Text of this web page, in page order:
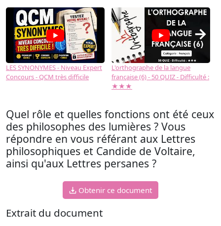
LES SYNONYMES - Niveau Expert
Concours - QCM très difficile
L'orthographe de la langue
française (6) - 50 QUIZ - Difficulté :
★★★
→
Quel rôle et quelles fonctions ont été ceux
des philosophes des lumières ? Vous
répondre en vous référant aux Lettres
philosophiques et Candide de Voltaire,
ainsi qu'aux Lettres persanes ?
Obtenir ce document
Extrait du document